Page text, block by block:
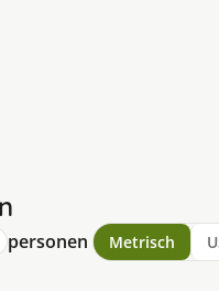
personen Metrisch